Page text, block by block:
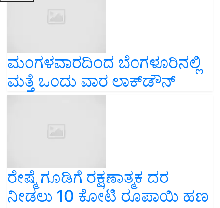
ಮಂಗಳವಾರದಿಂದ ಬೆಂಗಳೂರಿನಲ್ಲಿ
ಮತ್ತೆ ಒಂದು ವಾರ ಲಾಕ್‌ಡೌನ್‌
ರೇಷ್ಮೆ ಗೂಡಿಗೆ ರಕ್ಷಣಾತ್ಮಕ ದರ
ನೀಡಲು 10 ಕೋಟಿ ರೂಪಾಯಿ ಹಣ